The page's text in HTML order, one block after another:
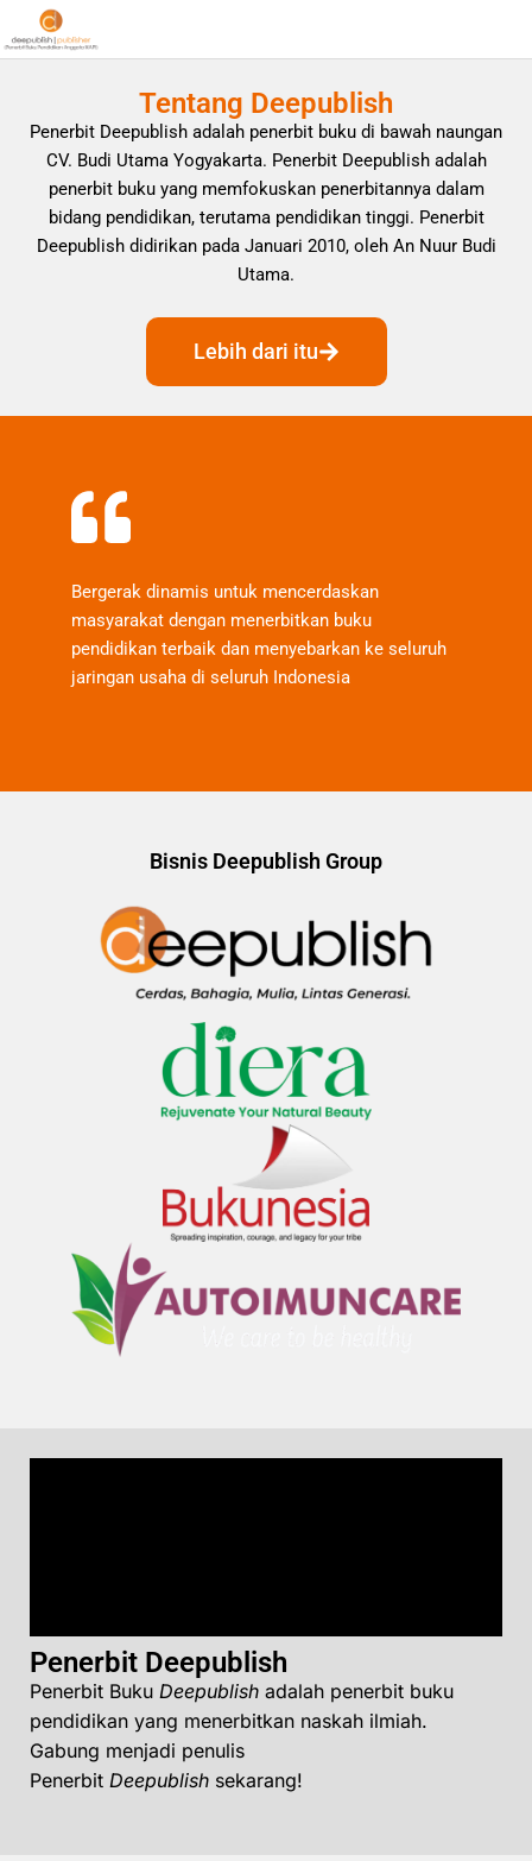
Tentang Deepublish
Penerbit Deepublish adalah penerbit buku di bawah naungan
CV. Budi Utama Yogyakarta. Penerbit Deepublish adalah
penerbit buku yang memfokuskan penerbitannya dalam
bidang pendidikan, terutama pendidikan tinggi. Penerbit
Deepublish didirikan pada Januari 2010, oleh An Nuur Budi
Utama.
Lebih dari itu
Bergerak dinamis untuk mencerdaskan
masyarakat dengan menerbitkan buku
pendidikan terbaik dan menyebarkan ke seluruh
jaringan usaha di seluruh Indonesia
Bisnis Deepublish Group
Penerbit Deepublish
Penerbit Buku Deepublish adalah penerbit buku
pendidikan yang menerbitkan naskah ilmiah.
Gabung menjadi penulis
Penerbit Deepublish sekarang!